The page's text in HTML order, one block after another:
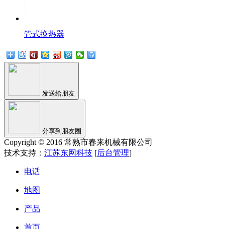
管式换热器
发送给朋友
分享到朋友圈
Copyright © 2016 常熟市春来机械有限公司
技术支持： 江苏东网科技 [后台管理]
电话
地图
产品